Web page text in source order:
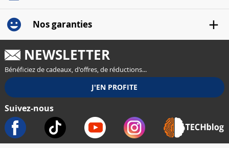
Nos garanties
NEWSLETTER
Bénéficiez de cadeaux, d'offres, de réductions...
Suivez-nous